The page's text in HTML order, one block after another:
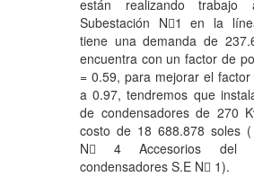
están realizando trabajo
Subestación N1 en la
tiene una demanda de
encuentra con un factor de
= 0.59, para mejorar el
a 0.97, tendremos que
de condensadores de 270
costo de 18 688.878 soles
N 4 Accesorios del
condensadores S.E N 1).